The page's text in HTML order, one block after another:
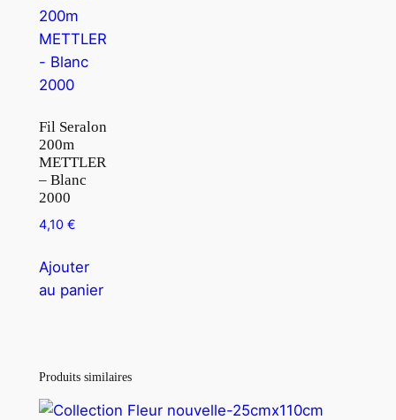
Fil Seralon
200m
METTLER
– Blanc
2000
4,10 €
Ajouter
au panier
Produits similaires